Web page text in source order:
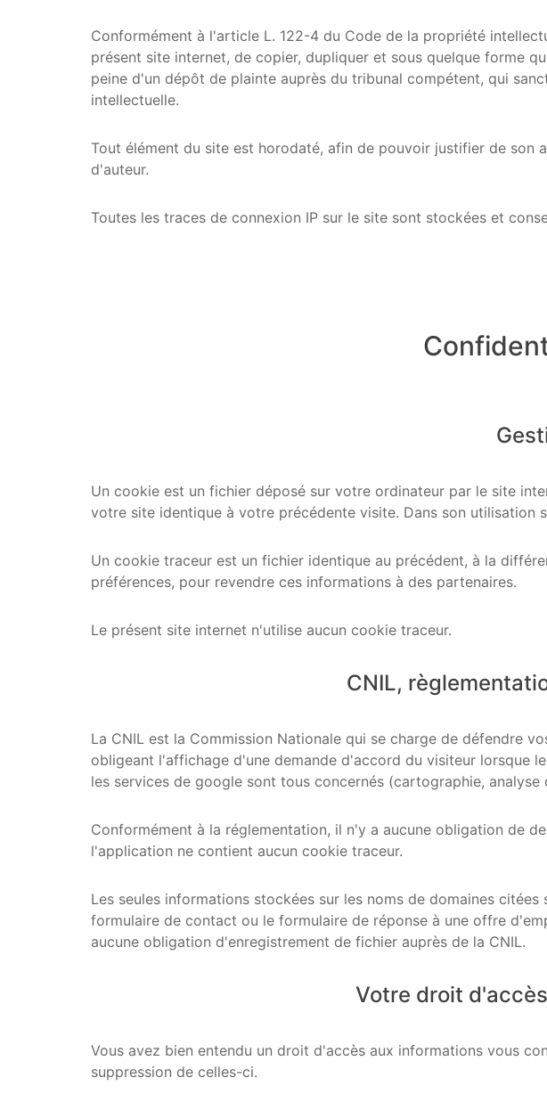
Conformément à l'article L. 122-4 du Code de la propriété
présent site internet, de copier, dupliquer et sous quelque forme
peine d'un dépôt de plainte auprès du tribunal compétent, qui
intellectuelle.
Tout élément du site est horodaté, afin de pouvoir justifier de
d'auteur.
Toutes les traces de connexion IP sur le site sont stockées et
Un cookie est un fichier déposé sur votre ordinateur par le site
votre site identique à votre précédente visite. Dans son utilisation
Un cookie traceur est un fichier identique au précédent, à la
préférences, pour revendre ces informations à des partenaires.
Le présent site internet n'utilise aucun cookie traceur.
CNIL,
La CNIL est la Commission Nationale qui se charge de défendre
obligeant l'affichage d'une demande d'accord du visiteur lorsque
les services de google sont tous concernés (cartographie,
Conformément à la réglementation, il n'y a aucune obligation de
l'application ne contient aucun cookie traceur.
Les seules informations stockées sur les noms de domaines
formulaire de contact ou le formulaire de réponse à une offre
aucune obligation d'enregistrement de fichier auprès de la CNIL.
Votre droit
Vous avez bien entendu un droit d'accès aux informations vous
suppression de celles-ci.